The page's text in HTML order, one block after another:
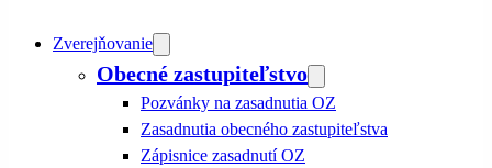
Zverejňovanie
Obecné zastupiteľstvo
Pozvánky na zasadnutia OZ
Zasadnutia obecného zastupiteľstva
Zápisnice zasadnutí OZ